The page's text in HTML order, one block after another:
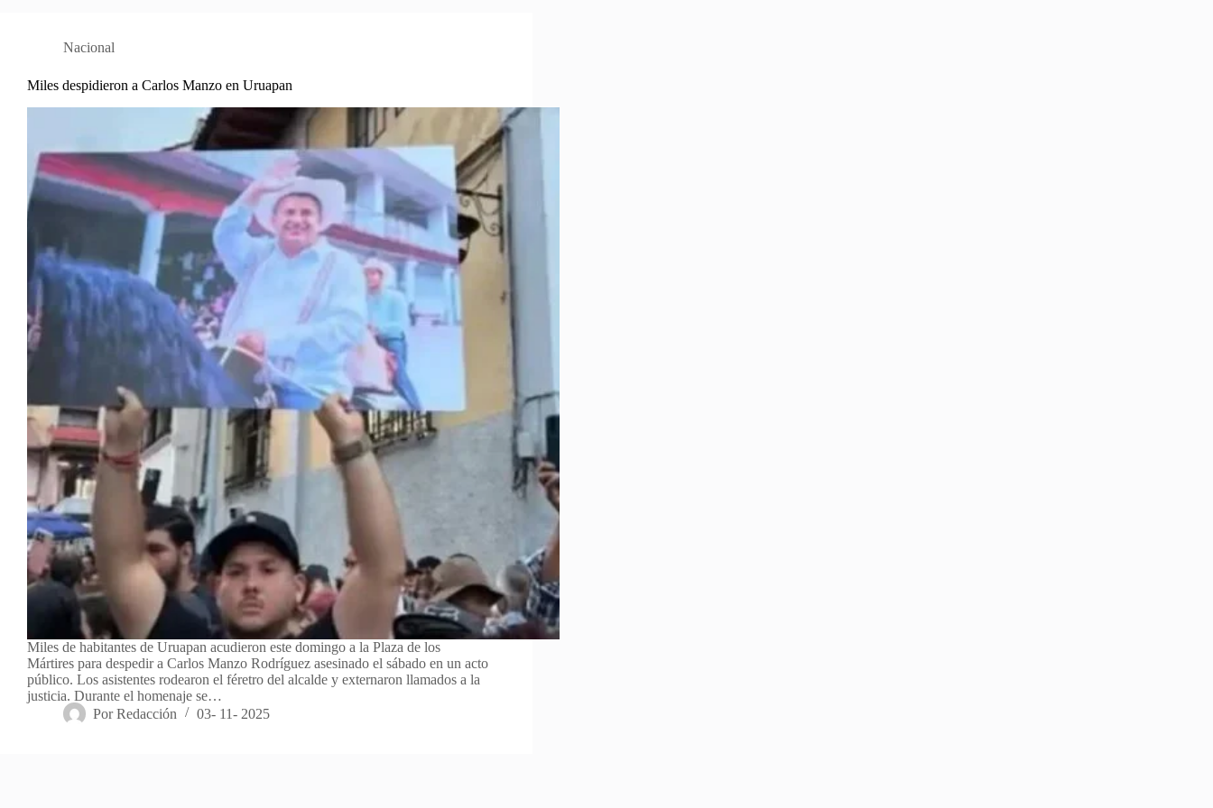
Nacional
Miles despidieron a Carlos Manzo en Uruapan
Miles de habitantes de Uruapan acudieron este domingo a la Plaza de los
Mártires para despedir a Carlos Manzo Rodríguez asesinado el sábado en un acto
público. Los asistentes rodearon el féretro del alcalde y externaron llamados a la
justicia. Durante el homenaje se…
Por Redacción 03- 11- 2025